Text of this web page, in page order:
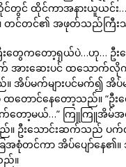
တွင် ထိုင်ကာအနားယူယင်း…
တင်တင်၏ အဖုတ်သည်ကြီး
းတွေကတော့ရှယ်ပဲ…ဟု… ဦး
ားဆေးပင် ထသောက်လိုက်သ
အိပ်မက်များပင်မက်၍
ထတောင်နေတော့သည်။ “ဦး
တော့မယ်…” ကြူကြူအိမ်အ
။ ဦးသောင်းဆက်သည် ပက်လ
အစုံတင်ကာ အိပ်ပျော်နေ
ည်။